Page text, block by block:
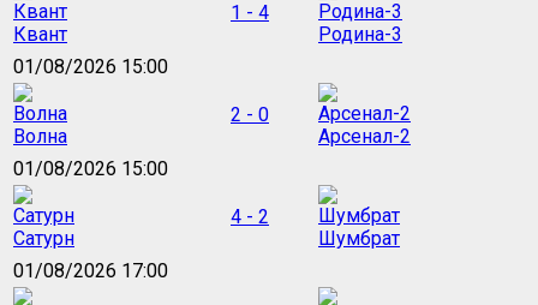
Квант
1 - 4
Родина-3
01/08/2026 15:00
Волна
2 - 0
Арсенал-2
01/08/2026 15:00
Сатурн
4 - 2
Шумбрат
01/08/2026 17:00